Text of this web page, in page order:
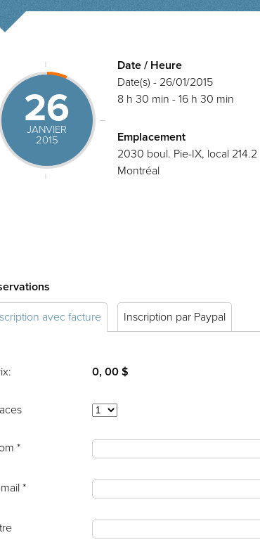
26
JANVIER
2015
Date / Heure
Date(s) - 26/01/2015
8 h 30 min - 16 h 30 min
Emplacement
2030 boul. Pie-IX, local 214.2
Montréal
avec facture Inscription par Paypal
0, 00 $
*
*